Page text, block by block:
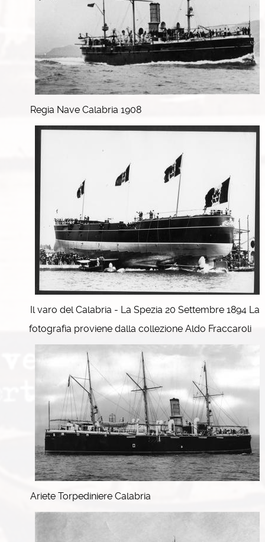
Regia Nave Calabria 1908
Il varo del Calabria - La Spezia 20 Settembre 1894 La
fotografia proviene dalla collezione Aldo Fraccaroli
Ariete Torpediniere Calabria